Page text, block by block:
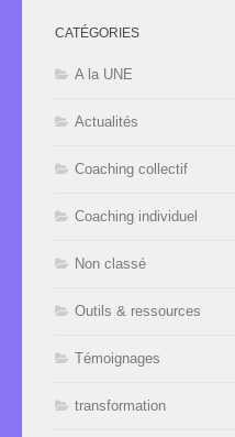
CATÉGORIES
A la UNE
Actualités
Coaching collectif
Coaching individuel
Non classé
Outils & ressources
Témoignages
transformation